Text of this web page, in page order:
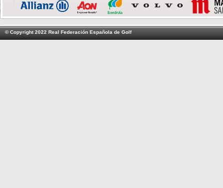
© Copyright 2022 Real Federación Española de Golf